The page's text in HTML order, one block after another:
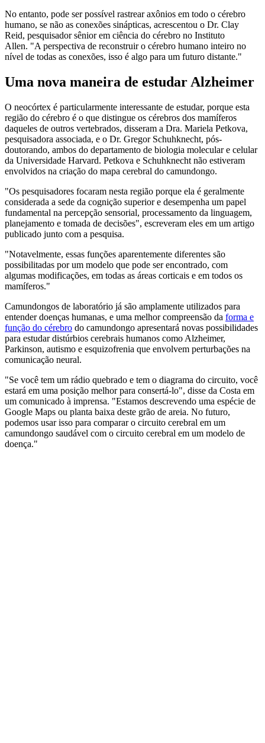
No entanto, pode ser possível rastrear axônios em todo o cérebro
humano, se não as conexões sinápticas, acrescentou o Dr. Clay
Reid, pesquisador sênior em ciência do cérebro no Instituto
Allen. "A perspectiva de reconstruir o cérebro humano inteiro no
nível de todas as conexões, isso é algo para um futuro distante."
Uma nova maneira de estudar Alzheimer
O neocórtex é particularmente interessante de estudar, porque esta
região do cérebro é o que distingue os cérebros dos mamíferos
daqueles de outros vertebrados, disseram a Dra. Mariela Petkova,
pesquisadora associada, e o Dr. Gregor Schuhknecht, pós-
doutorando, ambos do departamento de biologia molecular e celular
da Universidade Harvard. Petkova e Schuhknecht não estiveram
envolvidos na criação do mapa cerebral do camundongo.
"Os pesquisadores focaram nesta região porque ela é geralmente
considerada a sede da cognição superior e desempenha um papel
fundamental na percepção sensorial, processamento da linguagem,
planejamento e tomada de decisões", escreveram eles em um artigo
publicado junto com a pesquisa.
"Notavelmente, essas funções aparentemente diferentes são
possibilitadas por um modelo que pode ser encontrado, com
algumas modificações, em todas as áreas corticais e em todos os
mamíferos."
Camundongos de laboratório já são amplamente utilizados para
entender doenças humanas, e uma melhor compreensão da forma e
função do cérebro do camundongo apresentará novas possibilidades
para estudar distúrbios cerebrais humanos como Alzheimer,
Parkinson, autismo e esquizofrenia que envolvem perturbações na
comunicação neural.
"Se você tem um rádio quebrado e tem o diagrama do circuito, você
estará em uma posição melhor para consertá-lo", disse da Costa em
um comunicado à imprensa. "Estamos descrevendo uma espécie de
Google Maps ou planta baixa deste grão de areia. No futuro,
podemos usar isso para comparar o circuito cerebral em um
camundongo saudável com o circuito cerebral em um modelo de
doença."